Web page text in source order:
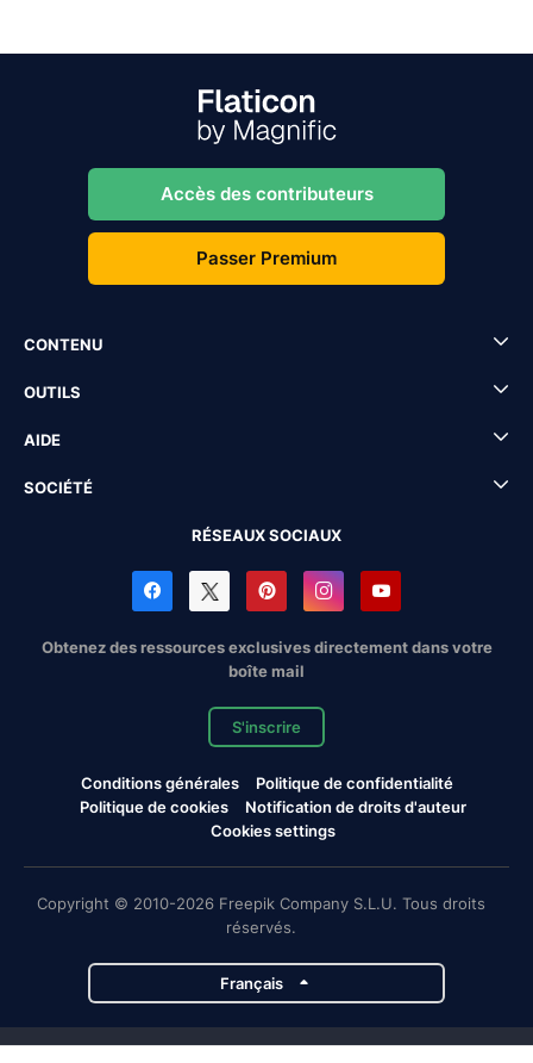
Accès des contributeurs
Passer Premium
CONTENU
OUTILS
AIDE
SOCIÉTÉ
RÉSEAUX SOCIAUX
Obtenez des ressources exclusives directement dans votre
boîte mail
S'inscrire
Conditions générales
Politique de confidentialité
Politique de cookies
Notification de droits d'auteur
Cookies settings
Copyright © 2010-2026 Freepik Company S.L.U. Tous droits
réservés.
Français